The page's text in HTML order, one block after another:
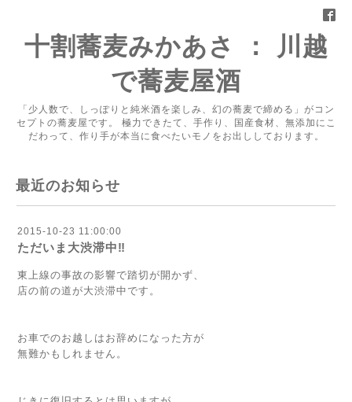
十割蕎麦みかあさ ： 川越
で蕎麦屋酒
「少人数で、しっぽりと純米酒を楽しみ、幻の蕎麦で締める」がコン
セプトの蕎麦屋です。 極力できたて、手作り、国産食材、無添加にこ
だわって、作り手が本当に食べたいモノをお出ししております。
最近のお知らせ
2015-10-23 11:00:00
ただいま大渋滞中‼︎
東上線の事故の影響で踏切が開かず、
店の前の道が大渋滞中です。
お車でのお越しはお辞めになった方が
無難かもしれません。